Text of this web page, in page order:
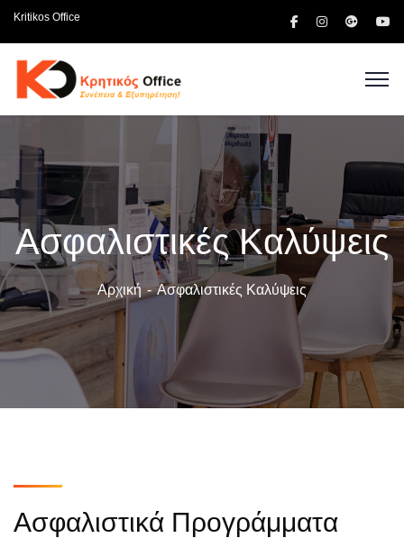
Kritikos Office
Ασφαλιστικές Καλύψεις
Αρχική Ασφαλιστικές Καλύψεις
Ασφαλιστικά Προγράμματα